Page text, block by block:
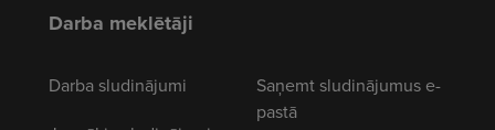
Darba meklētāji
Darba sludinājumi
Saņemt sludinājumus e-
pastā